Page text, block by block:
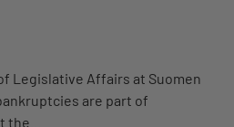
Legislative Affairs at Suomen
are part of
the…